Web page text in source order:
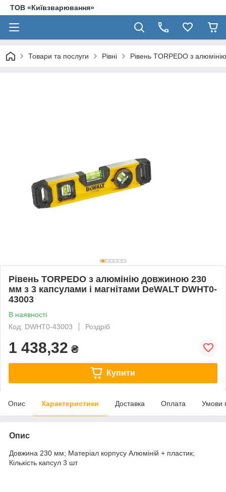
ТОВ «Київзварювання»
Товари та послуги Рівні Рівень TORPEDO з
Рівень TORPEDO з алюмінію довжиною 230
мм з 3 капсулами і магнітами DeWALT DWHT0-
43003
В наявності
Код: DWHT0-43003
Роздріб
1 438,32 ₴
Купити
Опис Характеристики Доставка Оплата Умови
Опис
Довжина 230 мм; Матеріал корпусу Алюміній + пластик;
Кількість капсул 3 шт